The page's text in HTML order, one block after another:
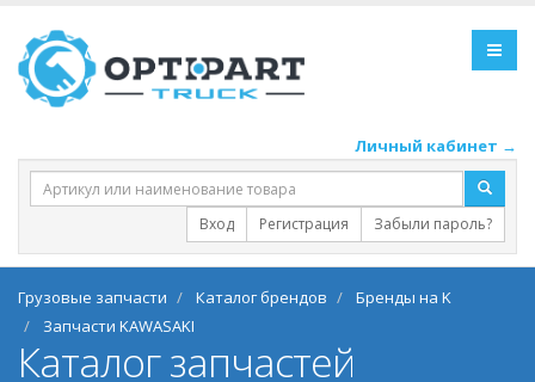
Личный кабинет →
Вход Регистрация Забыли пароль?
Грузовые запчасти Каталог брендов
Бренды на K
Запчасти KAWASAKI
Каталог запчастей